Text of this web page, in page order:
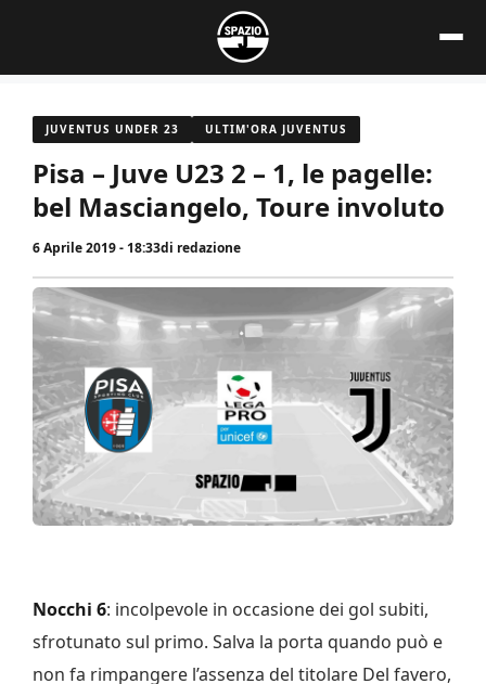
contenuto
JUVENTUS UNDER 23 ULTIM'ORA JUVENTUS
Pisa – Juve U23 2 – 1, le pagelle:
bel Masciangelo, Toure involuto
6 Aprile 2019 - 18:33di redazione
Nocchi 6: incolpevole in occasione dei gol subiti,
sfrotunato sul primo. Salva la porta quando può e
non fa rimpangere l’assenza del titolare Del favero,